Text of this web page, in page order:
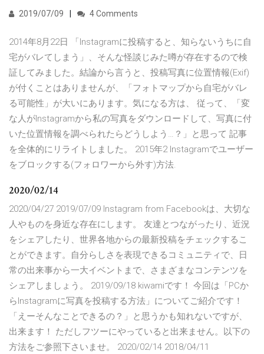
2019/07/09 4 Comments
2014年8月22日 「Instagramに投稿すると、知らないうちに自
宅がバレてしまう」、そんな怪談じみた噂が存在するので検
証してみました。結論から言うと、投稿写真に位置情報(Exif)
が付くことはありませんが、「フォトマップから自宅がバレ
る可能性」が大いにあります。気になる方は、 従って、「変
な人がInstagramから私の写真をダウンロードして、写真に付
いた位置情報を調べられたらどうしよう…？」と思って 記事
を全体的にリライトしました。 2015年2 Instagramでユーザー
をブロックする(フォロワーから外す)方法.
2020/02/14
2020/04/27 2019/07/09 Instagram from Facebookは、大切な
人やものを身近な存在にします。 友達とつながったり、近況
をシェアしたり、世界各地からの最新投稿をチェックするこ
とができます。自分らしさを表現できるコミュニティで、日
常の出来事から一大イベントまで、さまざまなコンテンツを
シェアしましょう。 2019/09/18 kiwamiです！ 今回は「PCか
らInstagramに写真を投稿する方法」についてご紹介です！
「えーそんなことできるの？」と思うかも知れないですが、
出来ます！ ただしフツーにやっていると出来ません。以下の
方法をご参照下さいませ。 2020/02/14 2018/04/11